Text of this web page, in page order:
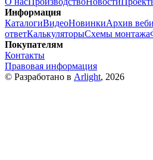
Информация
КаталогиВидеоНовинкиАрхив
ответКалькуляторыСхемы монтажа
Покупателям
Контакты
Правовая информация
© Разработано в Arlight, 2026